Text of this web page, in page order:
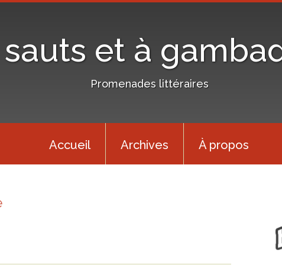
et à
Promenades littéraires
Accueil Archives À propos